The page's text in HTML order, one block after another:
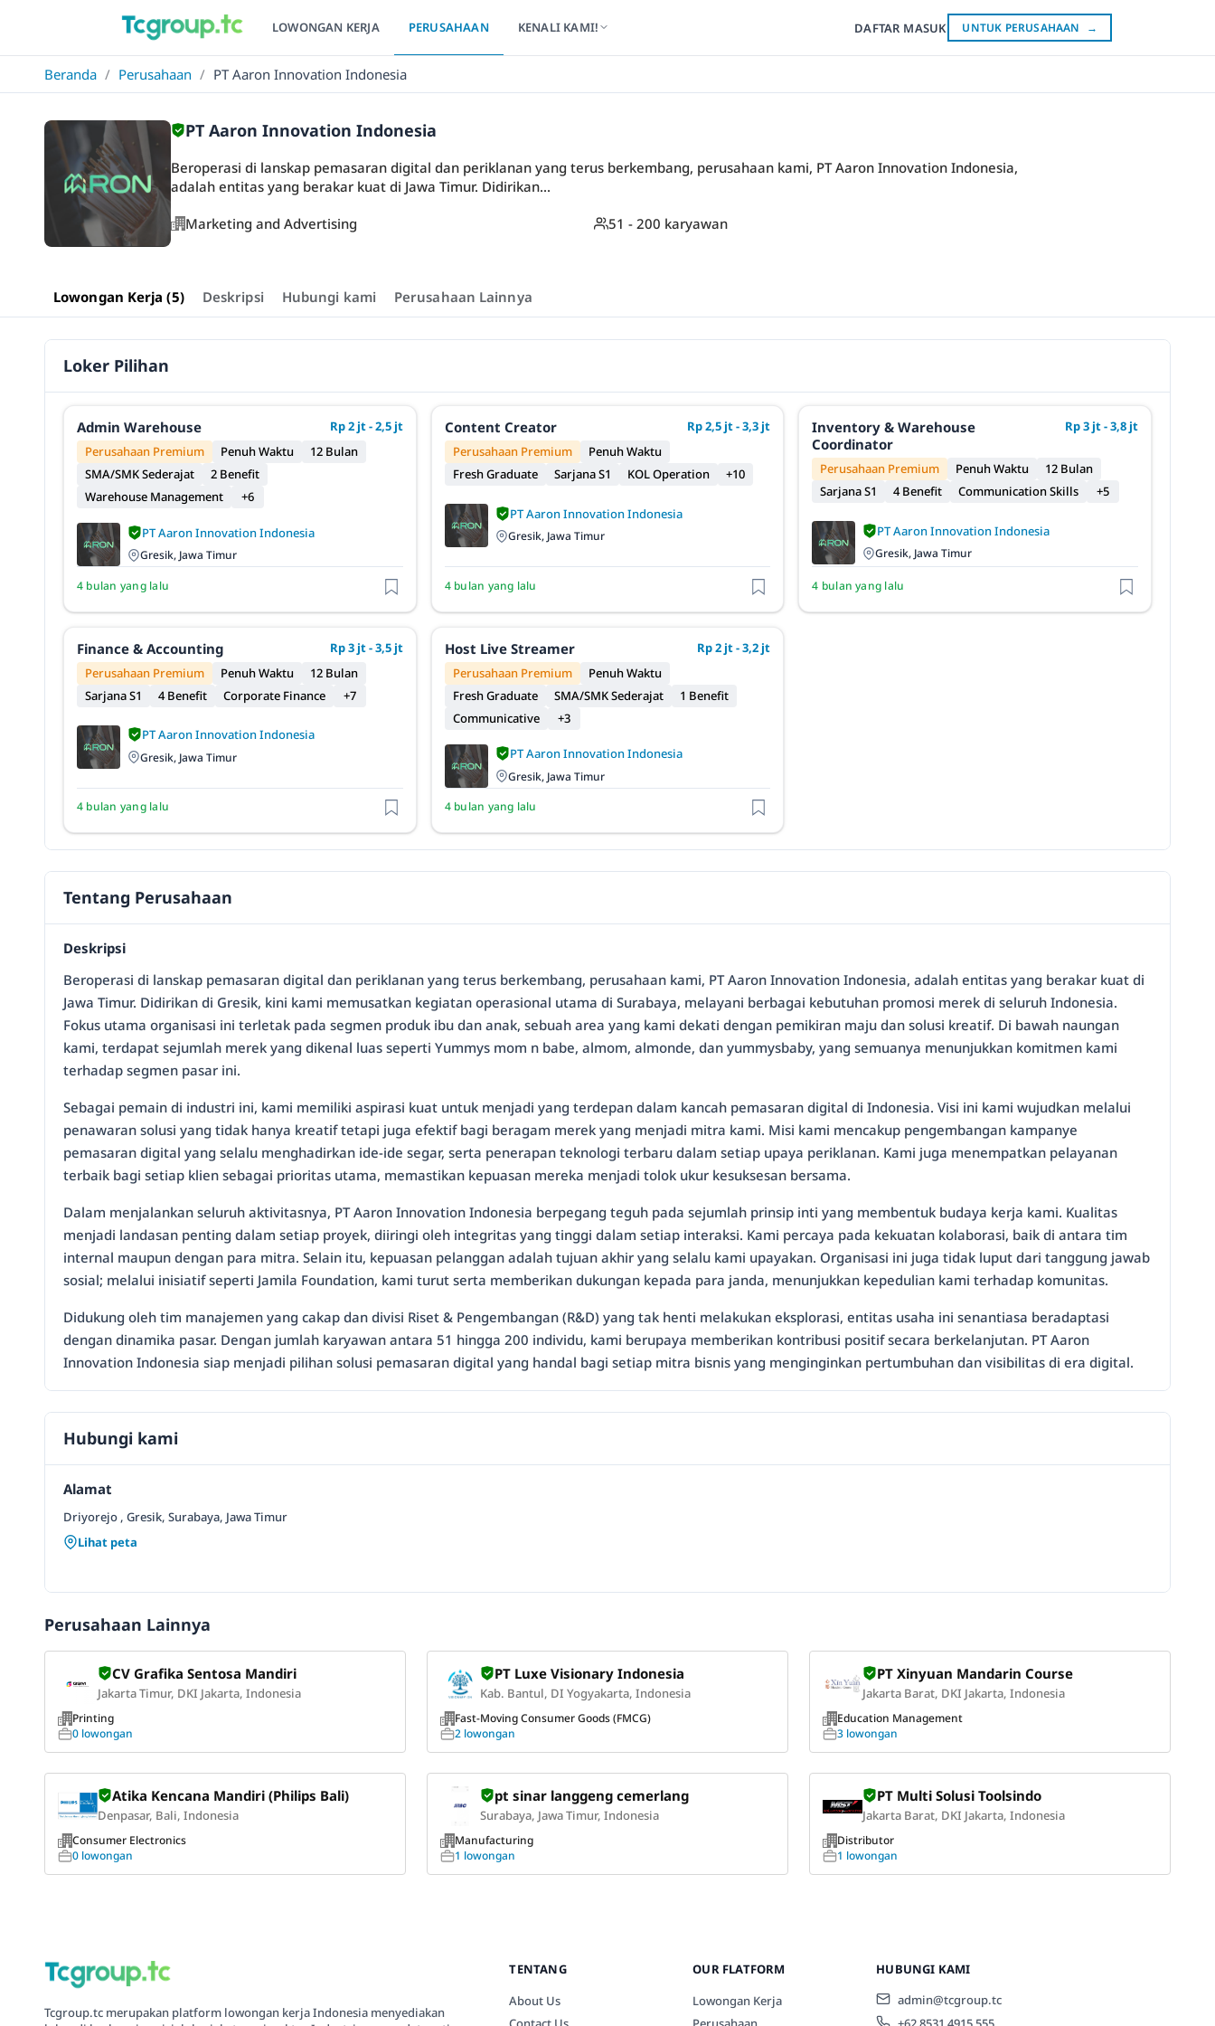
LOWONGAN KERJA PERUSAHAAN KENALI KAMI! DAFTAR MASUK UNTUK PERUSAHAAN →
Beranda / Perusahaan / PT Aaron Innovation Indonesia
PT Aaron Innovation Indonesia
Beroperasi di lanskap pemasaran digital dan periklanan yang terus berkembang, perusahaan kami, PT Aaron Innovation Indonesia,
adalah entitas yang berakar kuat di Jawa Timur. Didirikan...
Marketing and Advertising 51 - 200 karyawan
Lowongan Kerja (5) Deskripsi Hubungi kami Perusahaan Lainnya
Loker Pilihan
Admin Warehouse
Rp 2 jt - 2,5 jt
Perusahaan Premium
Penuh Waktu
12 Bulan
SMA/SMK Sederajat
2 Benefit
Warehouse Management
+6
PT Aaron Innovation Indonesia
Gresik, Jawa Timur
4 bulan yang lalu
Content Creator
Rp 2,5 jt - 3,3 jt
Perusahaan Premium
Penuh Waktu
Fresh Graduate
Sarjana S1 KOL Operation +10
PT Aaron Innovation Indonesia
Gresik, Jawa Timur
4 bulan yang lalu
Inventory & Warehouse
Coordinator
Rp 3 jt - 3,8 jt
Perusahaan Premium Penuh Waktu
12 Bulan
Sarjana S1
4 Benefit Communication Skills +5
PT Aaron Innovation Indonesia
Gresik, Jawa Timur
4 bulan yang lalu
Finance & Accounting
Rp 3 jt - 3,5 jt
Perusahaan Premium
Penuh Waktu
12 Bulan
Sarjana S1
4 Benefit Corporate Finance +7
PT Aaron Innovation Indonesia
Gresik, Jawa Timur
4 bulan yang lalu
Host Live Streamer
Rp 2 jt - 3,2 jt
Perusahaan Premium
Penuh Waktu
Fresh Graduate
SMA/SMK Sederajat
1 Benefit
Communicative
+3
PT Aaron Innovation Indonesia
Gresik, Jawa Timur
4 bulan yang lalu
Tentang Perusahaan
Deskripsi
Beroperasi di lanskap pemasaran digital dan periklanan yang terus berkembang, perusahaan kami, PT Aaron Innovation Indonesia, adalah entitas yang berakar kuat di
Jawa Timur. Didirikan di Gresik, kini kami memusatkan kegiatan operasional utama di Surabaya, melayani berbagai kebutuhan promosi merek di seluruh Indonesia.
Fokus utama organisasi ini terletak pada segmen produk ibu dan anak, sebuah area yang kami dekati dengan pemikiran maju dan solusi kreatif. Di bawah naungan
kami, terdapat sejumlah merek yang dikenal luas seperti Yummys mom n babe, almom, almonde, dan yummysbaby, yang semuanya menunjukkan komitmen kami
terhadap segmen pasar ini.
Sebagai pemain di industri ini, kami memiliki aspirasi kuat untuk menjadi yang terdepan dalam kancah pemasaran digital di Indonesia. Visi ini kami wujudkan melalui
penawaran solusi yang tidak hanya kreatif tetapi juga efektif bagi beragam merek yang menjadi mitra kami. Misi kami mencakup pengembangan kampanye
pemasaran digital yang selalu menghadirkan ide-ide segar, serta penerapan teknologi terbaru dalam setiap upaya periklanan. Kami juga menempatkan pelayanan
terbaik bagi setiap klien sebagai prioritas utama, memastikan kepuasan mereka menjadi tolok ukur kesuksesan bersama.
Dalam menjalankan seluruh aktivitasnya, PT Aaron Innovation Indonesia berpegang teguh pada sejumlah prinsip inti yang membentuk budaya kerja kami. Kualitas
menjadi landasan penting dalam setiap proyek, diiringi oleh integritas yang tinggi dalam setiap interaksi. Kami percaya pada kekuatan kolaborasi, baik di antara tim
internal maupun dengan para mitra. Selain itu, kepuasan pelanggan adalah tujuan akhir yang selalu kami upayakan. Organisasi ini juga tidak luput dari tanggung jawab
sosial; melalui inisiatif seperti Jamila Foundation, kami turut serta memberikan dukungan kepada para janda, menunjukkan kepedulian kami terhadap komunitas.
Didukung oleh tim manajemen yang cakap dan divisi Riset & Pengembangan (R&D) yang tak henti melakukan eksplorasi, entitas usaha ini senantiasa beradaptasi
dengan dinamika pasar. Dengan jumlah karyawan antara 51 hingga 200 individu, kami berupaya memberikan kontribusi positif secara berkelanjutan. PT Aaron
Innovation Indonesia siap menjadi pilihan solusi pemasaran digital yang handal bagi setiap mitra bisnis yang menginginkan pertumbuhan dan visibilitas di era digital.
Hubungi kami
Alamat
Driyorejo , Gresik, Surabaya, Jawa Timur
Lihat peta
Perusahaan Lainnya
CV Grafika Sentosa Mandiri
Jakarta Timur, DKI Jakarta, Indonesia
Printing
0 lowongan
PT Luxe Visionary Indonesia
Kab. Bantul, DI Yogyakarta, Indonesia
Fast-Moving Consumer Goods (FMCG)
2 lowongan
PT Xinyuan Mandarin Course
Jakarta Barat, DKI Jakarta, Indonesia
Education Management
3 lowongan
Atika Kencana Mandiri (Philips Bali)
Denpasar, Bali, Indonesia
Consumer Electronics
0 lowongan
pt sinar langgeng cemerlang
Surabaya, Jawa Timur, Indonesia
Manufacturing
1 lowongan
PT Multi Solusi Toolsindo
Jakarta Barat, DKI Jakarta, Indonesia
Distributor
1 lowongan
Tcgroup.tc merupakan platform lowongan kerja Indonesia menyediakan
TENTANG
About Us
OUR FLATFORM
Lowongan Kerja
HUBUNGI KAMI
admin@tcgroup.tc